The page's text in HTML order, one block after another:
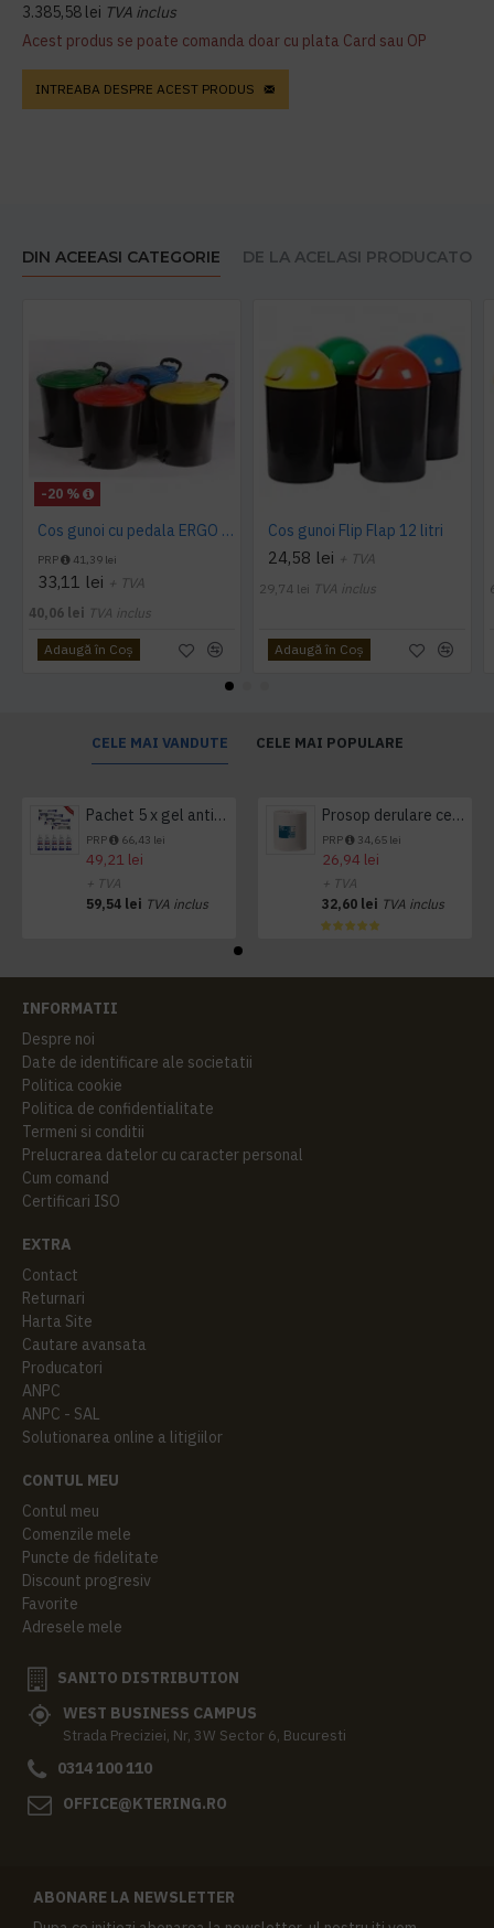
3.385,58 lei TVA inclus
Acest produs se poate comanda doar cu plata Card sau OP
INTREABA DESPRE ACEST PRODUS
DIN ACEEASI CATEGORIE DE LA ACELASI PRODUCATOR
-20 %
Cos gunoi cu pedala ERGO - 10 litri
PRP 41,39 lei
33,11 lei + TVA
40,06 lei TVA inclus
Adaugă în Coş
Cos gunoi Flip Flap 12 litri
24,58 lei + TVA
29,74 lei TVA inclus
Adaugă în Coş
CELE MAI VANDUTE CELE MAI POPULARE
Pachet 5 x gel antibacterian 50ml si 3 x Servetele antibacteriene 48 buc Hygienium
PRP 66,43 lei
49,21 lei
+ TVA
59,54 lei TVA inclus
Prosop derulare centrala 1 pliu, 300 m Tork
PRP 34,65 lei
26,94 lei
+ TVA
32,60 lei TVA inclus
INFORMATII
Despre noi
Date de identificare ale societatii
Politica cookie
Politica de confidentialitate
Termeni si conditii
Prelucrarea datelor cu caracter personal
Cum comand
Certificari ISO
EXTRA
Contact
Returnari
Harta Site
Cautare avansata
Producatori
ANPC
ANPC - SAL
Solutionarea online a litigiilor
CONTUL MEU
Contul meu
Comenzile mele
Puncte de fidelitate
Discount progresiv
Favorite
Adresele mele
SANITO DISTRIBUTION
WEST BUSINESS CAMPUS
Strada Preciziei, Nr, 3W Sector 6, Bucuresti
0314 100 110
OFFICE@KTERING.RO
ABONARE LA NEWSLETTER